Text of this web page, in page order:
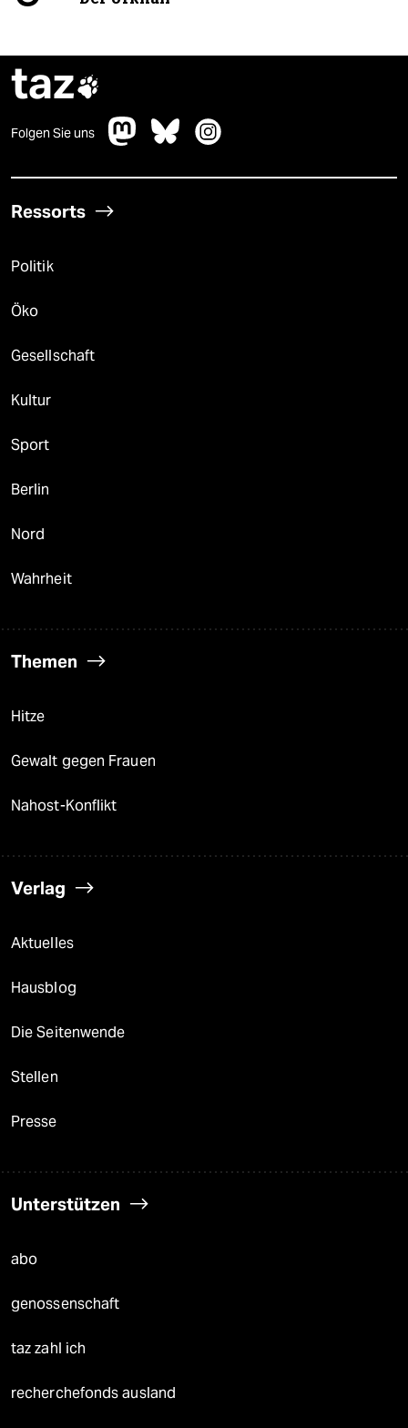
taz
Folgen Sie uns
Ressorts
Politik
Öko
Gesellschaft
Kultur
Sport
Berlin
Nord
Wahrheit
Themen
Hitze
Gewalt gegen Frauen
Nahost-Konflikt
Verlag
Aktuelles
Hausblog
Die Seitenwende
Stellen
Presse
Unterstützen
abo
genossenschaft
taz zahl ich
recherchefonds ausland